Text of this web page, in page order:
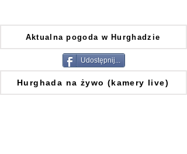
Aktualna pogoda w Hurghadzie
Udostępnij...
Hurghada na żywo (kamery live)